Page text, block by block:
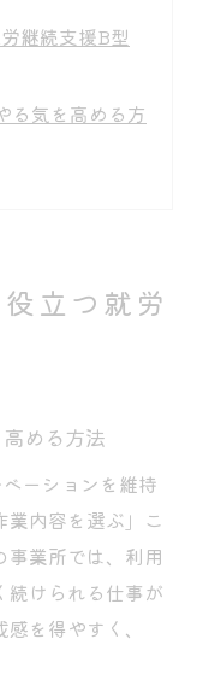
継続支援B型
る気を高める方
モチベーショ
支援B型の特徴
援B型の選び方
から選ぶポイン
ションに与え
立つ就労
める方法
ーションを維持
業内容を選ぶ」こ
事業所では、利用
続けられる仕事が
を得やすく、